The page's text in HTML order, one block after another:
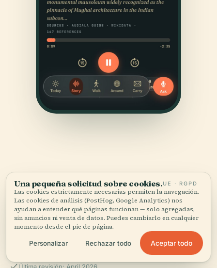
FUENTES
Verificado,y a la vista.
Investigado y redactado por el equipo editorial de
Audiala a partir de registros históricos, archivos
arquitectónicos y conocimiento local.
Última revisión: April 2026
Una pequeña solicitud sobre cookies.UE · RGPD
Las cookies estrictamente necesarias permiten la navegación.
Las cookies de análisis (PostHog, Google Analytics) nos
ayudan a entender qué páginas funcionan — solo agregadas,
sin anuncios ni venta de datos. Puedes cambiarlo en cualquier
momento desde el pie de página.
Personalizar Rechazar todo Aceptar todo